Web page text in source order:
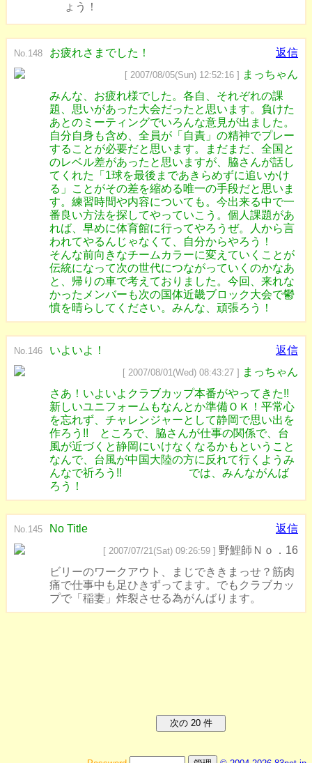
ょう！
No.148 お疲れさまでした！ 返信
[ 2007/08/05(Sun) 12:52:16 ] まっちゃん
みんな、お疲れ様でした。各自、それぞれの課
題、思いがあった大会だったと思います。負けた
あとのミーティングでいろんな意見が出ました。
自分自身も含め、全員が「自責」の精神でプレー
することが必要だと思います。まだまだ、全国と
のレベル差があったと思いますが、脇さんが話し
てくれた「1球を最後まであきらめずに追いかけ
る」ことがその差を縮める唯一の手段だと思いま
す。練習時間や内容についても。今出来る中で一
番良い方法を探してやっていこう。個人課題があ
れば、早めに体育館に行ってやろうぜ。人から言
われてやるんじゃなくて、自分からやろう！
そんな前向きなチームカラーに変えていくことが
伝統になって次の世代につながっていくのかなあ
と、帰りの車で考えておりました。今回、来れな
かったメンバーも次の国体近畿ブロック大会で鬱
憤を晴らしてください。みんな、頑張ろう！
No.146 いよいよ！ 返信
[ 2007/08/01(Wed) 08:43:27 ] まっちゃん
さあ！いよいよクラブカップ本番がやってきた!!
新しいユニフォームもなんとか準備ＯＫ！平常心
を忘れず、チャレンジャーとして静岡で思い出を
作ろう!! ところで、脇さんが仕事の関係で、台
風が近づくと静岡にいけなくなるかもということ
なんで、台風が中国大陸の方に反れて行くようみ
んなで祈ろう!! では、みんながんば
ろう！
No.145 No Title 返信
[ 2007/07/21(Sat) 09:26:59 ] 野鯉師Ｎｏ．16
ビリーのワークアウト、まじでききまっせ？筋肉
痛で仕事中も足ひきずってます。でもクラブカッ
プで「稲妻」炸裂させる為がんばります。